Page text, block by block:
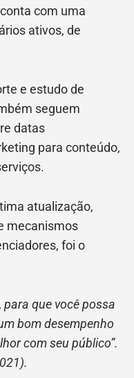
com uma
ativos, de
e estudo de
seguem
datas
para conteúdo,
atualização,
mecanismos
foi o
para que você possa
bom desempenho
com seu público”.